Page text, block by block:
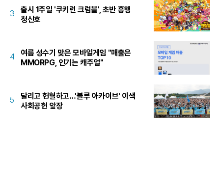
3
출시 1주일 '쿠키런 크럼블', 초반 흥행
청신호
4
여름 성수기 맞은 모바일게임 "매출은
MMORPG, 인기는 캐주얼"
5
달리고 헌혈하고…'블루 아카이브' 이색
사회공헌 앞장